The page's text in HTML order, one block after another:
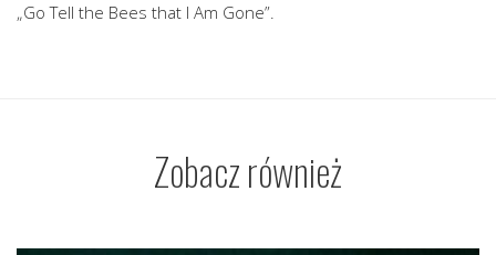
„Go Tell the Bees that I Am Gone”.
Zobacz również